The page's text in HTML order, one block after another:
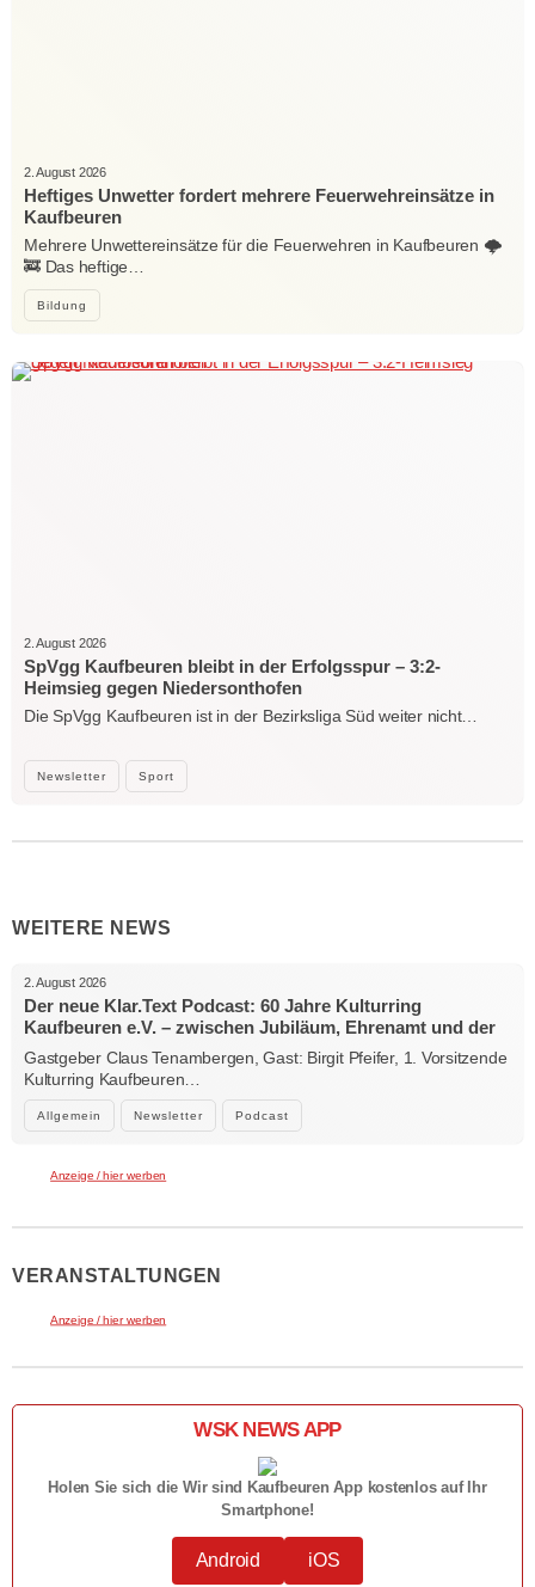
Bildung
2. August 2026
Heftiges Unwetter fordert mehrere Feuerwehreinsätze in
Kaufbeuren
Mehrere Unwettereinsätze für die Feuerwehren in Kaufbeuren 🌩️
🚒 Das heftige…
Newsletter Sport
2. August 2026
SpVgg Kaufbeuren bleibt in der Erfolgsspur – 3:2-
Heimsieg gegen Niedersonthofen
Die SpVgg Kaufbeuren ist in der Bezirksliga Süd weiter nicht…
WEITERE NEWS
Allgemein Newsletter Podcast
2. August 2026
Der neue Klar.Text Podcast: 60 Jahre Kulturring
Kaufbeuren e.V. – zwischen Jubiläum, Ehrenamt und der
Kraft der Kultur
Gastgeber Claus Tenambergen, Gast: Birgit Pfeifer, 1. Vorsitzende
Kulturring Kaufbeuren…
Anzeige / hier werben
VERANSTALTUNGEN
Anzeige / hier werben
WSK NEWS APP
Holen Sie sich die Wir sind Kaufbeuren App kostenlos auf Ihr
Smartphone!
Android iOS